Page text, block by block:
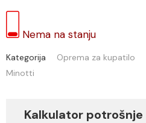
Nema na stanju
Kategorija Oprema za kupatilo
Minotti
Kalkulator potrošnje